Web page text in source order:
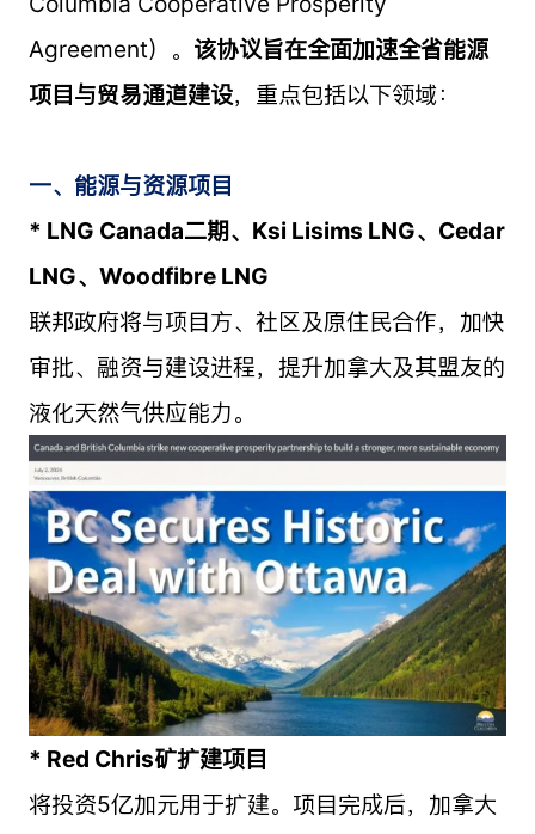
Agreement）。 该协议旨在全面加速全省能源
项目与贸易通道建设，重点包括以下领域：
一、能源与资源项目
* LNG Canada二期、Ksi Lisims LNG、Cedar
LNG、Woodfibre LNG
联邦政府将与项目方、社区及原住民合作，加快
审批、融资与建设进程，提升加拿大及其盟友的
液化天然气供应能力。
* Red Chris矿扩建项目
将投资5亿加元用于扩建。项目完成后，加拿大